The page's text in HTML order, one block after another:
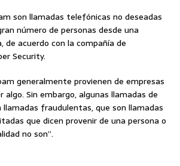
son llamadas telefónicas no deseadas
número de personas desde una
de acuerdo con la compañía de
Security.
generalmente provienen de empresas
Sin embargo, algunas llamadas de
llamadas fraudulentas, que son llamadas
que dicen provenir de una persona o
no son”.